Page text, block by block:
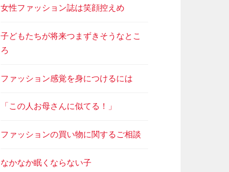
女性ファッション誌は笑顔控えめ
子どもたちが将来つまずきそうなとこ
ろ
ファッション感覚を身につけるには
「この人お母さんに似てる！」
ファッションの買い物に関するご相談
なかなか眠くならない子